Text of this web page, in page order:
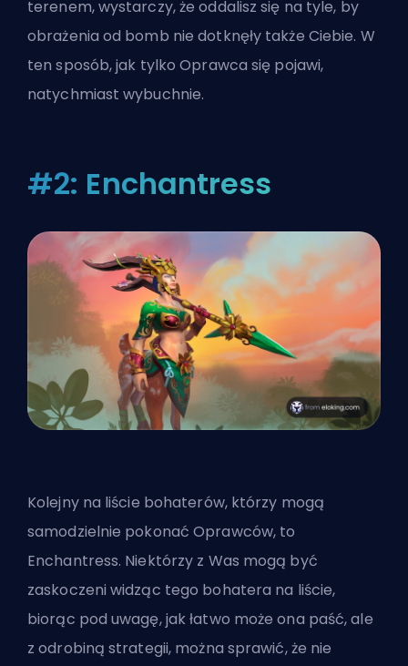
terenem, wystarczy, że oddalisz się na tyle, by
obrażenia od bomb nie dotknęły także Ciebie. W
ten sposób, jak tylko Oprawca się pojawi,
natychmiast wybuchnie.
#2: Enchantress
Kolejny na liście bohaterów, którzy mogą
samodzielnie pokonać Oprawców, to
Enchantress. Niektórzy z Was mogą być
zaskoczeni widząc tego bohatera na liście,
biorąc pod uwagę, jak łatwo może ona paść, ale
z odrobiną strategii, można sprawić, że nie